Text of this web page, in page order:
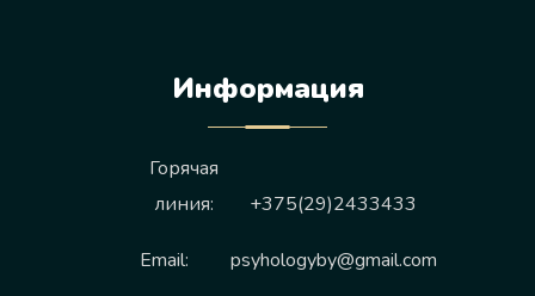
Информация
Горячая
линия:
+375(29)2433433
Email: psyhologyby@gmail.com